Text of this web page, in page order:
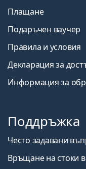
Плащане
Подаръчен ваучер
Правила и условия
Декларация за
Информация за
Поддръжка
Често задавани
Връщане на стоки